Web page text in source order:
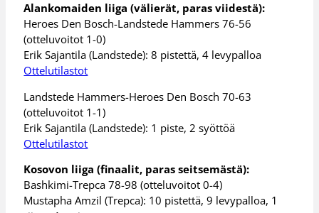
Alankomaiden liiga (välierät, paras viidestä):
Heroes Den Bosch-Landstede Hammers 76-56
(otteluvoitot 1-0)
Erik Sajantila (Landstede): 8 pistettä, 4 levypalloa
Ottelutilastot
Landstede Hammers-Heroes Den Bosch 70-63
(otteluvoitot 1-1)
Erik Sajantila (Landstede): 1 piste, 2 syöttöä
Ottelutilastot
Kosovon liiga (finaalit, paras seitsemästä):
Bashkimi-Trepca 78-98 (otteluvoitot 0-4)
Mustapha Amzil (Trepca): 10 pistettä, 9 levypalloa, 1